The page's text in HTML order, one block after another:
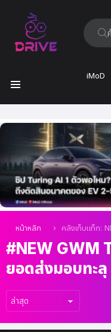
ค้นหา:
iMoD
ล่าสุด
คุณอยู่ที่นี่:
หน้าหลัก คลังเก็บแท็ก: NEW GWM TANK 300 DIESEL ยอดส่งมอบทะลุ
NEW GWM
ยอดส่งมอบทะ